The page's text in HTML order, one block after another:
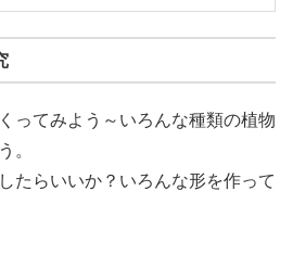
ってみよう～いろんな種類の植物
。
たらいいか？いろんな形を作って